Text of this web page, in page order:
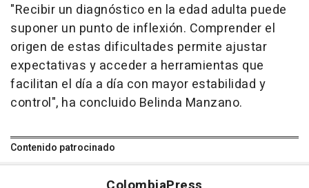
"Recibir un diagnóstico en la edad adulta puede
suponer un punto de inflexión. Comprender el
origen de estas dificultades permite ajustar
expectativas y acceder a herramientas que
facilitan el día a día con mayor estabilidad y
control", ha concluido Belinda Manzano.
Contenido patrocinado